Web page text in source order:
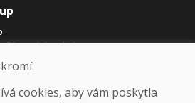
elektrokola
podmínky
cookies, aby vám poskytla